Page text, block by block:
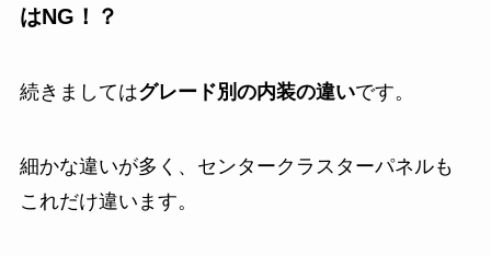
はNG！？
続きましてはグレード別の内装の違いです。
細かな違いが多く、センタークラスターパネルも
これだけ違います。